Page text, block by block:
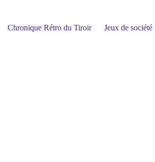
Chronique Rétro du Tiroir Jeux de société